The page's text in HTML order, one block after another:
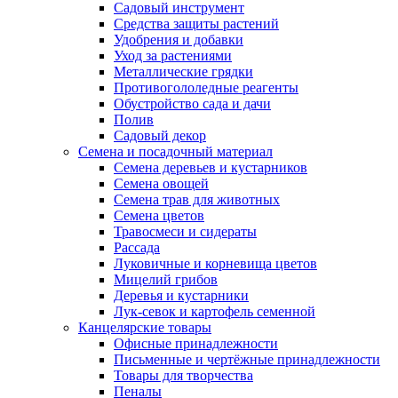
Садовый инструмент
Средства защиты растений
Удобрения и добавки
Уход за растениями
Металлические грядки
Противогололедные реагенты
Обустройство сада и дачи
Полив
Садовый декор
Семена и посадочный материал
Семена деревьев и кустарников
Семена овощей
Семена трав для животных
Семена цветов
Травосмеси и сидераты
Рассада
Луковичные и корневища цветов
Мицелий грибов
Деревья и кустарники
Лук-севок и картофель семенной
Канцелярские товары
Офисные принадлежности
Письменные и чертёжные принадлежности
Товары для творчества
Пеналы